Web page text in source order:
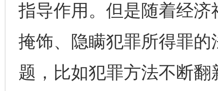
指导作用。但是随着经
掩饰、隐瞒犯罪所得罪
题，比如犯罪方法不断